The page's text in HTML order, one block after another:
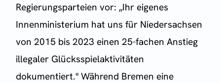
Regierungsparteien vor: „Ihr eigenes
Innenministerium hat uns für Niedersachsen
von 2015 bis 2023 einen 25-fachen Anstieg
illegaler Glücksspielaktivitäten
dokumentiert." Während Bremen eine